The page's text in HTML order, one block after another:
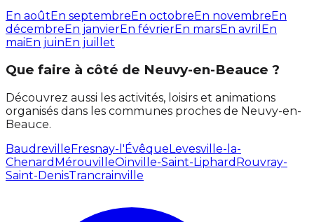
En aoûtEn septembreEn octobreEn novembreEn
décembreEn janvierEn févrierEn marsEn avril En
maiEn juinEn juillet
Que faire à côté de Neuvy-en-Beauce ?
Découvrez aussi les activités, loisirs et animations
organisés dans les communes proches de Neuvy-en-
Beauce.
BaudrevilleFresnay-l'ÉvêqueLevesville-la-
Chenard MérouvilleOinville-Saint-Liphard Rouvray-
Saint-DenisTrancrainville